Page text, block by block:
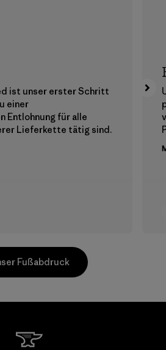
ist unser erster Schritt
einer
Entlohnung für alle
Lieferkette tätig sind.
Fußabdruck